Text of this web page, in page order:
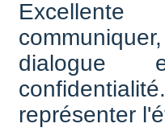
représenter